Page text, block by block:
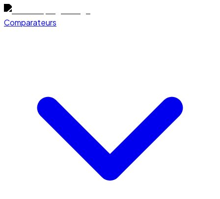
Comparateurs